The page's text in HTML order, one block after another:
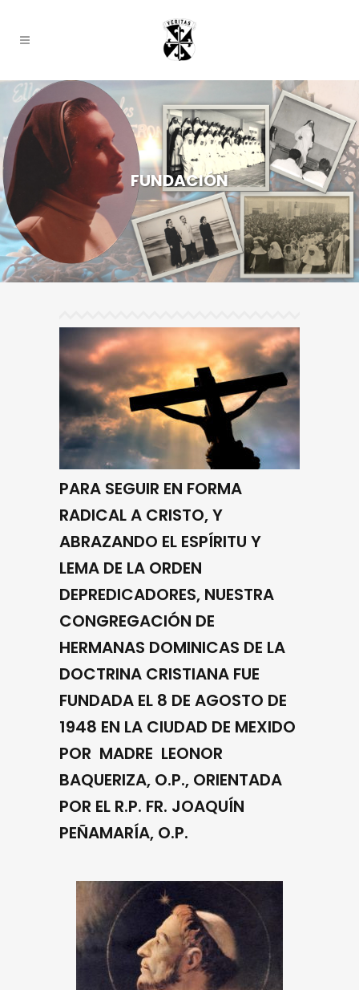
FUNDACIÓN
PARA SEGUIR EN FORMA
RADICAL A CRISTO, Y
ABRAZANDO EL ESPÍRITU Y
LEMA DE LA ORDEN
DEPREDICADORES, NUESTRA
CONGREGACIÓN DE
HERMANAS DOMINICAS DE LA
DOCTRINA CRISTIANA FUE
FUNDADA EL 8 DE AGOSTO DE
1948 EN LA CIUDAD DE MEXIDO
POR MADRE LEONOR
BAQUERIZA, O.P., ORIENTADA
POR EL R.P. FR. JOAQUÍN
PEÑAMARÍA, O.P.